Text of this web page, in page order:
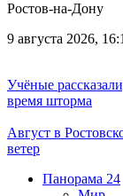
Ростов-на-Дону
9 августа 2026,
Учёные
время шторма
Август в
ветер
Панорама 24